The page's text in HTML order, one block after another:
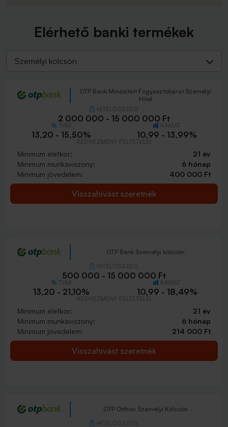
Elérhető banki termékek
Személyi kölcsön
OTP Bank Minősített Fogyasztóbarát Személyi
Hitel
2 000 000 - 15 000 000 Ft
13,20 - 15,50% 10,99 - 13,99%
Minimum életkor:
21 év
Minimum munkaviszony:
6 hónap
Minimum jövedelem:
400 000 Ft
Visszahívást szeretnék
OTP Bank Személyi kölcsön
500 000 - 15 000 000 Ft
13,20 - 21,10% 10,99 - 18,49%
Minimum életkor:
21 év
Minimum munkaviszony:
6 hónap
Minimum jövedelem:
214 000 Ft
Visszahívást szeretnék
OTP Otthon Személyi Kölcsön